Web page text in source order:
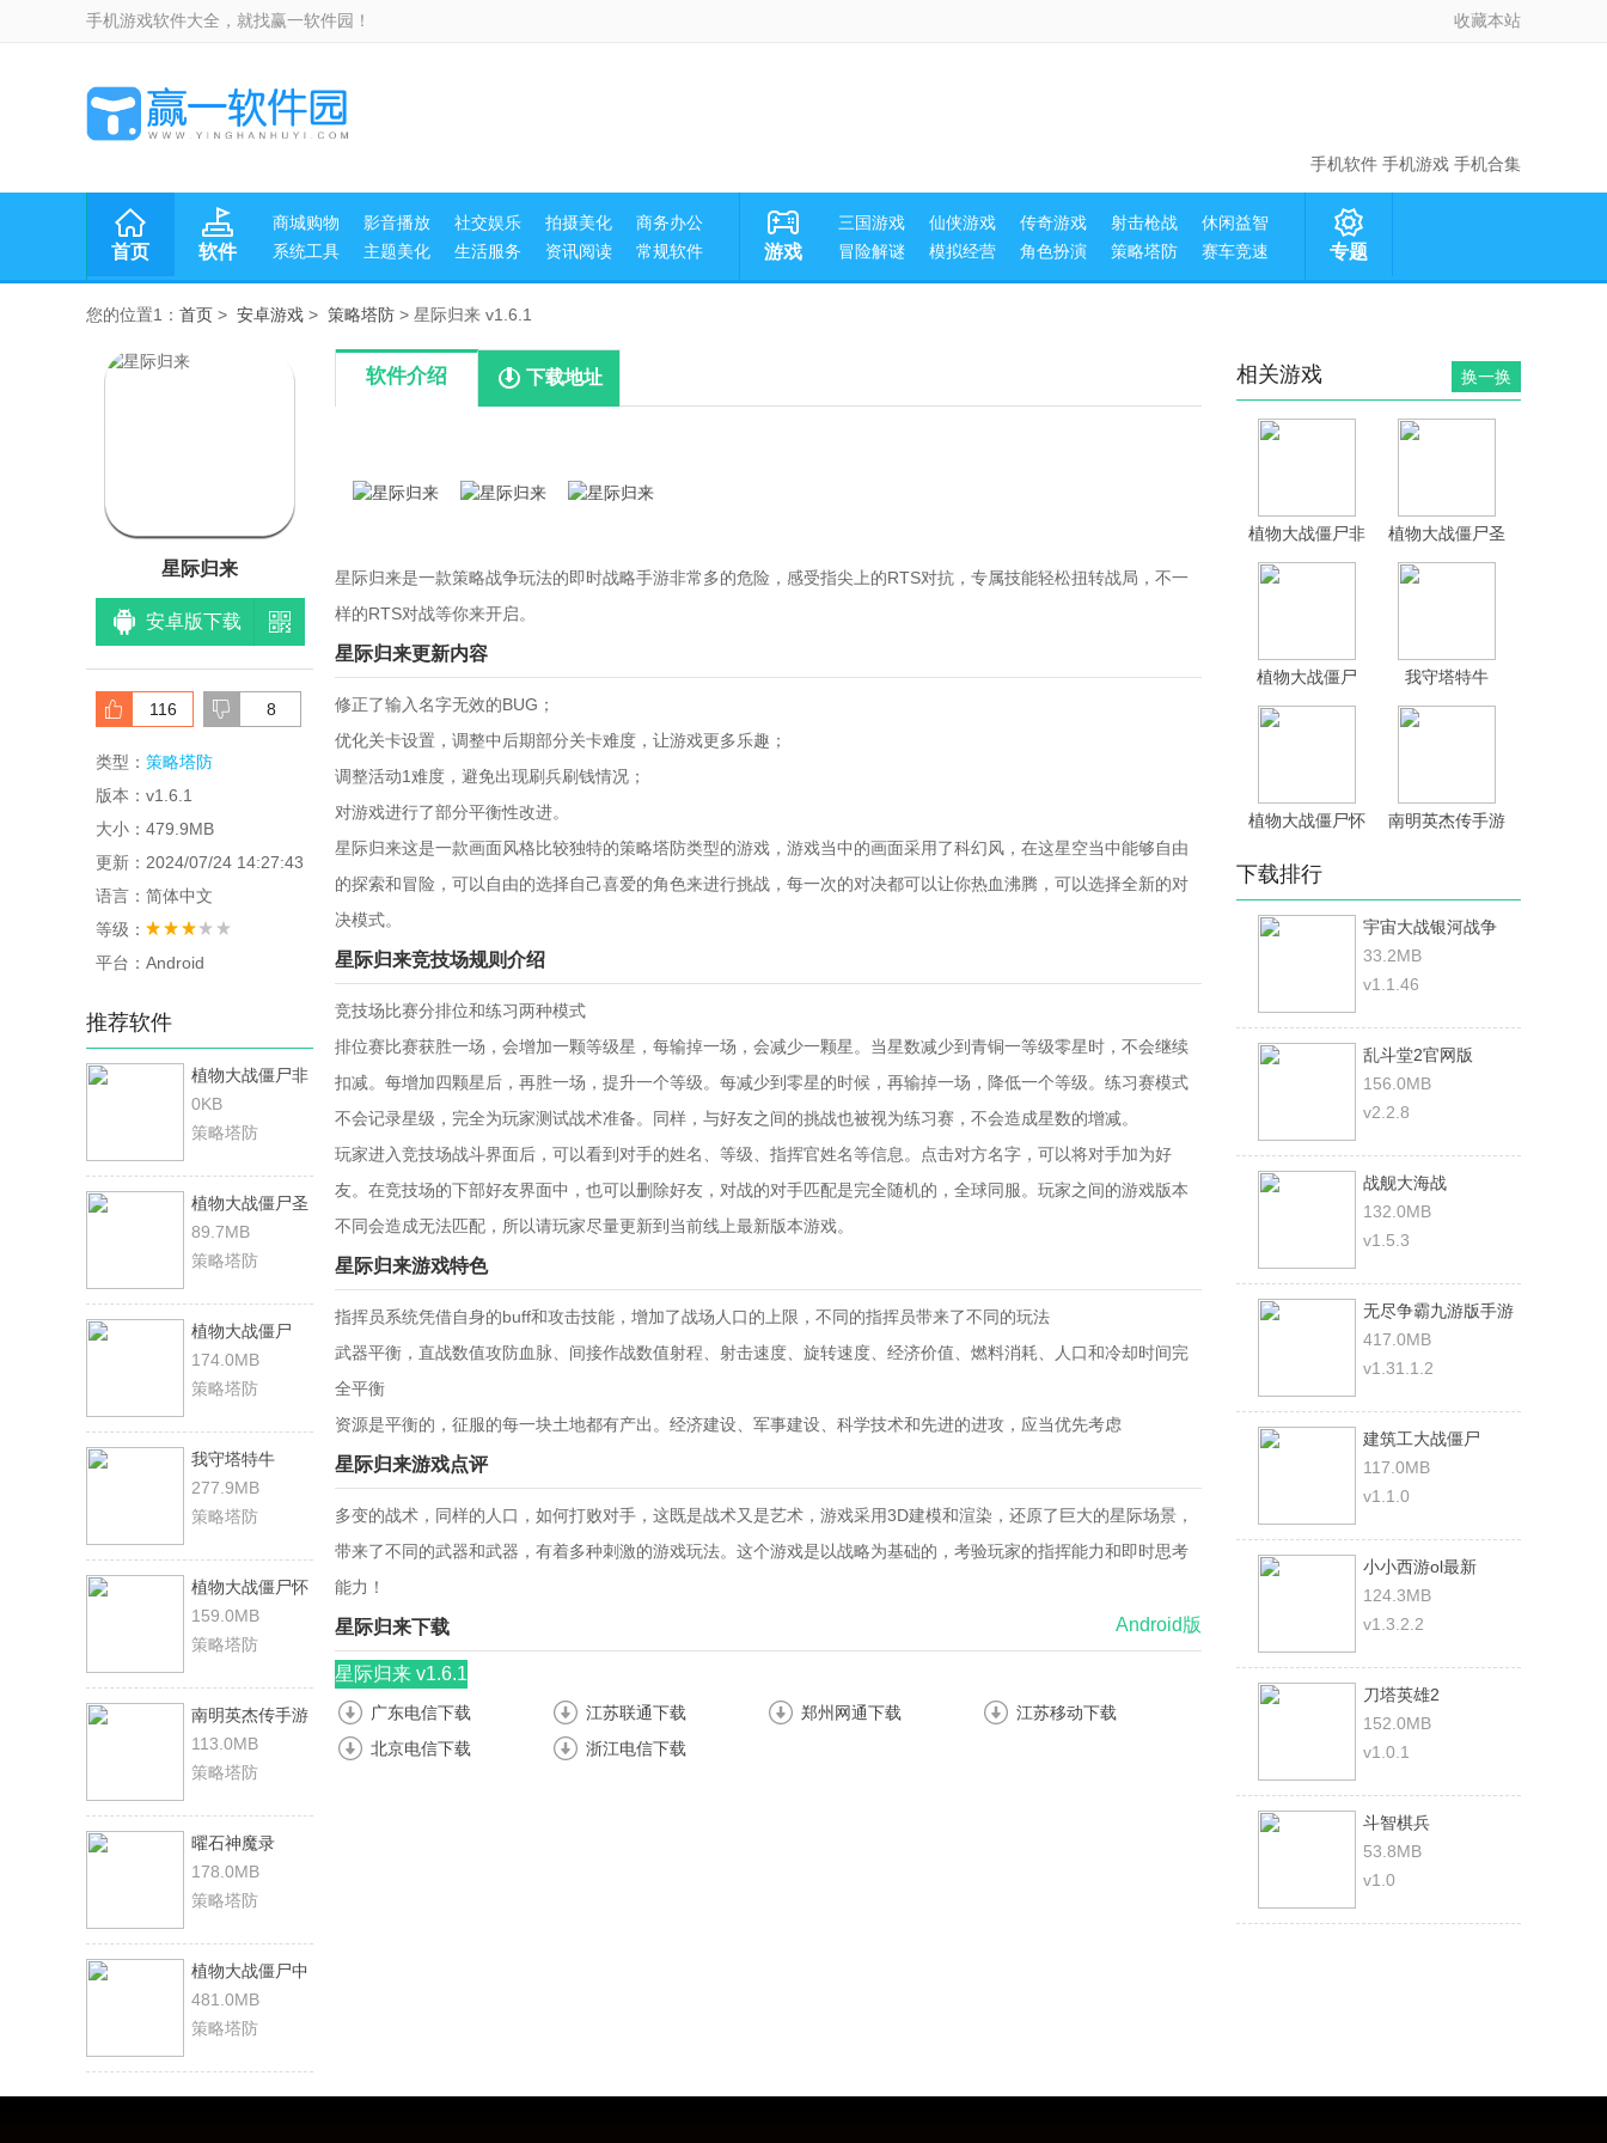
手机游戏软件大全，就找赢一软件园！ 收藏本站
手机软件 手机游戏 手机合集
首页 软件
商城购物 影音播放 社交娱乐 拍摄美化
商务办公
系统工具
主题美化 生活服务 资讯阅读 常规软件 游戏
三国游戏 仙侠游戏 传奇游戏 射击枪战
休闲益智
冒险解谜
模拟经营 角色扮演 策略塔防 赛车竞速 专题
您的位置1： 首页 > 安卓游戏 > 策略塔防 > 星际归来 v1.6.1
星际归来
安卓版下载
116 8
类型： 策略塔防
版本：v1.6.1
大小：479.9MB
更新：2024/07/24 14:27:43
语言：简体中文
等级：
平台：Android
推荐软件
植物大战僵尸非
0KB
策略塔防
植物大战僵尸圣
杯
89.7MB
策略塔防
植物大战僵尸
online
174.0MB
策略塔防
我守塔特牛
277.9MB
策略塔防
植物大战僵尸怀
159.0MB
策略塔防
南明英杰传手游
113.0MB
策略塔防
曜石神魔录
178.0MB
策略塔防
植物大战僵尸中
文
481.0MB
策略塔防
软件介绍 下载地址
星际归来是一款策略战争玩法的即时战略手游非常多的危险，感受指尖上的RTS对抗，专属技能轻松扭转战局，不一
样的RTS对战等你来开启。
星际归来更新内容
修正了输入名字无效的BUG；
优化关卡设置，调整中后期部分关卡难度，让游戏更多乐趣；
调整活动1难度，避免出现刷兵刷钱情况；
对游戏进行了部分平衡性改进。
星际归来这是一款画面风格比较独特的策略塔防类型的游戏，游戏当中的画面采用了科幻风，在这星空当中能够自由
的探索和冒险，可以自由的选择自己喜爱的角色来进行挑战，每一次的对决都可以让你热血沸腾，可以选择全新的对
决模式。
星际归来竞技场规则介绍
竞技场比赛分排位和练习两种模式
排位赛比赛获胜一场，会增加一颗等级星，每输掉一场，会减少一颗星。当星数减少到青铜一等级零星时，不会继续
扣减。每增加四颗星后，再胜一场，提升一个等级。每减少到零星的时候，再输掉一场，降低一个等级。练习赛模式
不会记录星级，完全为玩家测试战术准备。同样，与好友之间的挑战也被视为练习赛，不会造成星数的增减。
玩家进入竞技场战斗界面后，可以看到对手的姓名、等级、指挥官姓名等信息。点击对方名字，可以将对手加为好
友。在竞技场的下部好友界面中，也可以删除好友，对战的对手匹配是完全随机的，全球同服。玩家之间的游戏版本
不同会造成无法匹配，所以请玩家尽量更新到当前线上最新版本游戏。
星际归来游戏特色
指挥员系统凭借自身的buff和攻击技能，增加了战场人口的上限，不同的指挥员带来了不同的玩法
武器平衡，直战数值攻防血脉、间接作战数值射程、射击速度、旋转速度、经济价值、燃料消耗、人口和冷却时间完
全平衡
资源是平衡的，征服的每一块土地都有产出。经济建设、军事建设、科学技术和先进的进攻，应当优先考虑
星际归来游戏点评
多变的战术，同样的人口，如何打败对手，这既是战术又是艺术，游戏采用3D建模和渲染，还原了巨大的星际场景，
带来了不同的武器和武器，有着多种刺激的游戏玩法。这个游戏是以战略为基础的，考验玩家的指挥能力和即时思考
能力！
星际归来下载 Android版
星际归来 v1.6.1
广东电信下载 江苏联通下载 郑州网通下载
江苏移动下载
北京电信下载
浙江电信下载
换一换
相关游戏
植物大战僵尸非
植物大战僵尸圣
杯
植物大战僵尸
online
我守塔特牛
植物大战僵尸怀 南明英杰传手游
下载排行
宇宙大战银河战争
33.2MB
v1.1.46
乱斗堂2官网版
156.0MB
v2.2.8
战舰大海战
132.0MB
v1.5.3
无尽争霸九游版手游
417.0MB
v1.31.1.2
建筑工大战僵尸
117.0MB
v1.1.0
小小西游ol最新
124.3MB
v1.3.2.2
刀塔英雄2
152.0MB
v1.0.1
斗智棋兵
53.8MB
v1.0